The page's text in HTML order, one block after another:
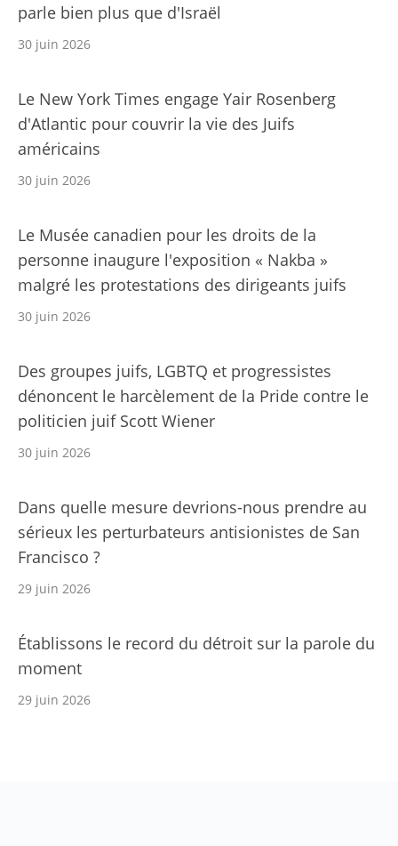
parle bien plus que d'Israël
30 juin 2026
Le New York Times engage Yair Rosenberg
d'Atlantic pour couvrir la vie des Juifs
américains
30 juin 2026
Le Musée canadien pour les droits de la
personne inaugure l'exposition « Nakba »
malgré les protestations des dirigeants juifs
30 juin 2026
Des groupes juifs, LGBTQ et progressistes
dénoncent le harcèlement de la Pride contre le
politicien juif Scott Wiener
30 juin 2026
Dans quelle mesure devrions-nous prendre au
sérieux les perturbateurs antisionistes de San
Francisco ?
29 juin 2026
Établissons le record du détroit sur la parole du
moment
29 juin 2026